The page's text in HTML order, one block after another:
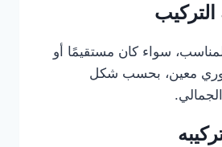
سواء كان مستقيمًا أو
معين، بحسب شكل